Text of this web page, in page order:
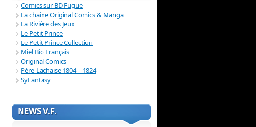
Comics sur BD Fugue
La chaine Original Comics & Manga
La Rivière des Jeux
Le Petit Prince
Le Petit Prince Collection
Miel Bio Français
Original Comics
Père-Lachaise 1804 – 1824
SyFantasy
NEWS V.F.